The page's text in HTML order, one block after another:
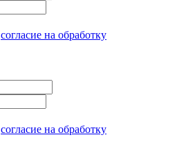
согласие на обработку
согласие на обработку